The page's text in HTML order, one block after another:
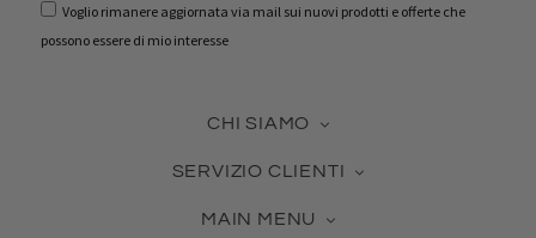
Voglio rimanere aggiornata via mail sui nuovi prodotti e offerte che
possono essere di mio interesse
CHI SIAMO
La nostra azienda
Certificato Made in Italy
SERVIZIO CLIENTI
Guida alle Misure
MAIN MENU